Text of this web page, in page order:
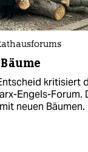
kritisiert
Engels-Forum.
neuen Bäumen.